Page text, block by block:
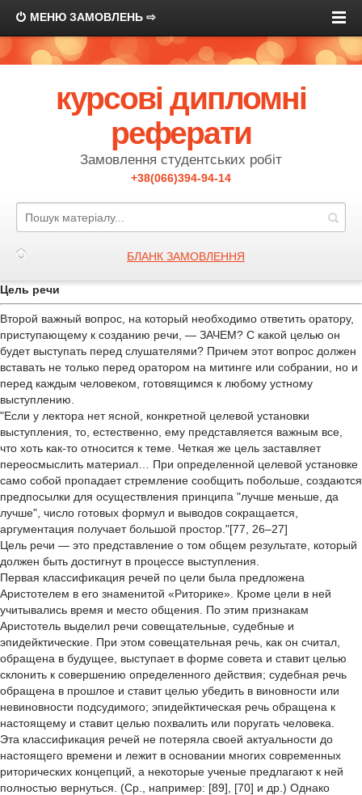
МЕНЮ ЗАМОВЛЕНЬ ⇨
курсові дипломні
реферати
Замовлення студентських робіт
+38(066)394-94-14
БЛАНК ЗАМОВЛЕННЯ
Цель речи
Второй важный вопрос, на который необходимо ответить оратору,
приступающему к созданию речи, — ЗАЧЕМ? С какой целью он
будет выступать перед слушателями? Причем этот вопрос должен
вставать не только перед оратором на митинге или собрании, но и
перед каждым человеком, готовящимся к любому устному
выступлению.
"Если у лектора нет ясной, конкретной целевой установки
выступления, то, естественно, ему представляется важным все,
что хоть как-то относится к теме. Четкая же цель заставляет
переосмыслить материал… При определенной целевой установке
само собой пропадает стремление сообщить побольше, создаются
предпосылки для осуществления принципа "лучше меньше, да
лучше", число готовых формул и выводов сокращается,
аргументация получает большой простор."[77, 26–27]
Цель речи — это представление о том общем результате, который
должен быть достигнут в процессе выступления.
Первая классификация речей по цели была предложена
Аристотелем в его знаменитой «Риторике». Кроме цели в ней
учитывались время и место общения. По этим признакам
Аристотель выделил речи совещательные, судебные и
эпидейктические. При этом совещательная речь, как он считал,
обращена в будущее, выступает в форме совета и ставит целью
склонить к совершению определенного действия; судебная речь
обращена в прошлое и ставит целью убедить в виновности или
невиновности подсудимого; эпидейктическая речь обращена к
настоящему и ставит целью похвалить или поругать человека.
Эта классификация речей не потеряла своей актуальности до
настоящего времени и лежит в основании многих современных
риторических концепций, а некоторые ученые предлагают к ней
полностью вернуться. (Ср., например: [89], [70] и др.) Однако